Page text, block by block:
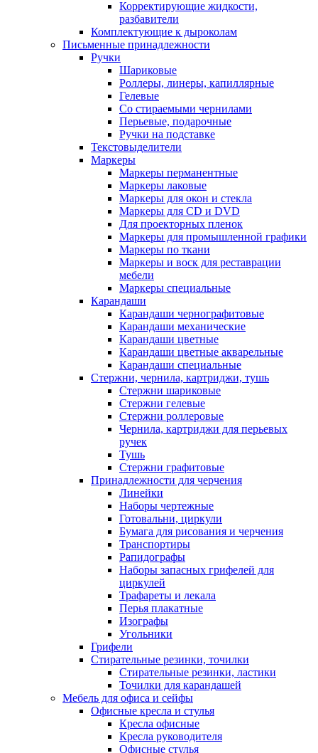
Корректирующие жидкости,
разбавители
Комплектующие к дыроколам
Письменные принадлежности
Ручки
Шариковые
Роллеры, линеры, капиллярные
Гелевые
Со стираемыми чернилами
Перьевые, подарочные
Ручки на подставке
Текстовыделители
Маркеры
Маркеры перманентные
Маркеры лаковые
Маркеры для окон и стекла
Маркеры для CD и DVD
Для проекторных пленок
Маркеры для промышленной графики
Маркеры по ткани
Маркеры и воск для реставрации
мебели
Маркеры специальные
Карандаши
Карандаши чернографитовые
Карандаши механические
Карандаши цветные
Карандаши цветные акварельные
Карандаши специальные
Стержни, чернила, картриджи, тушь
Стержни шариковые
Стержни гелевые
Стержни роллеровые
Чернила, картриджи для перьевых
ручек
Тушь
Стержни графитовые
Принадлежности для черчения
Линейки
Наборы чертежные
Готовальни, циркули
Бумага для рисования и черчения
Транспортиры
Рапидографы
Наборы запасных грифелей для
циркулей
Трафареты и лекала
Перья плакатные
Изографы
Угольники
Грифели
Стирательные резинки, точилки
Стирательные резинки, ластики
Точилки для карандашей
Мебель для офиса и сейфы
Офисные кресла и стулья
Кресла офисные
Кресла руководителя
Офисные стулья